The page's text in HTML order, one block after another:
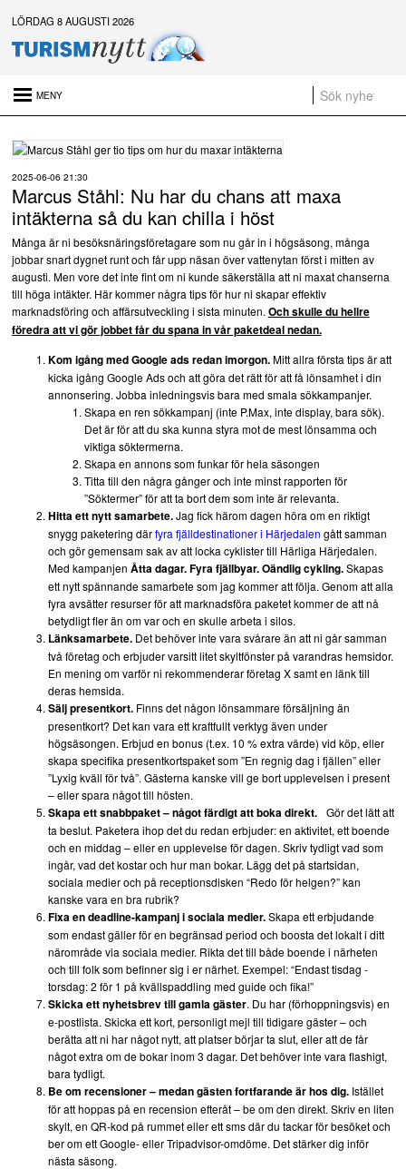
LÖRDAG 8 AUGUSTI 2026
Daftöland investerar 9 miljoner i ny attraktion 2027
Platsannonser:
Sammanfattning av nyheter om svensk besöksnäring vecka 28 2026
2025-06-06 21:30
Marcus Ståhl: Nu har du chans att maxa
intäkterna så du kan chilla i höst
Många är ni besöksnäringsföretagare som nu går in i högsäsong, många
jobbar snart dygnet runt och får upp näsan över vattenytan först i mitten av
augusti. Men vore det inte fint om ni kunde säkerställa att ni maxat chanserna
till höga intäkter. Här kommer några tips för hur ni skapar effektiv
marknadsföring och affärsutveckling i sista minuten. Och skulle du hellre
föredra att vi gör jobbet får du spana in vår paketdeal nedan.
Kom igång med Google ads redan imorgon.Mitt allra första tips är att
kicka igång Google Ads och att göra det rätt för att få lönsamhet i din
annonsering. Jobba inledningsvis bara med smala sökkampanjer.
Skapa en ren sökkampanj (inte P.Max, inte display, bara sök).
Det är för att du ska kunna styra mot de mest lönsamma och
viktiga söktermerna.
Skapa en annons som funkar för hela säsongen
Titta till den några gånger och inte minst rapporten för
”Söktermer” för att ta bort dem som inte är relevanta.
Hitta ett nytt samarbete.Jag fick härom dagen höra om en riktigt
snygg paketering därfyra fjälldestinationer i Härjedalen gått samman
och gör gemensam sak av att locka cyklister till Härliga Härjedalen.
Med kampanjen Åtta dagar. Fyra fjällbyar. Oändlig cykling.Skapas
ett nytt spännande samarbete som jag kommer att följa. Genom att alla
fyra avsätter resurser för att marknadsföra paketet kommer de att nå
betydligt fler än om var och en skulle arbeta i silos.
Länksamarbete. Det behöver inte vara svårare än att ni går samman
två företag och erbjuder varsitt litet skyltfönster på varandras hemsidor.
En mening om varför ni rekommenderar företag X samt en länk till
deras hemsida.
Sälj presentkort.Finns det någon lönsammare försäljning än
presentkort? Det kan vara ett kraftfullt verktyg även under
högsäsongen. Erbjud en bonus (t.ex. 10 % extra värde) vid köp, eller
skapa specifika presentkortspaket som ”En regnig dag i fjällen” eller
”Lyxig kväll för två”. Gästerna kanske vill ge bort upplevelsen i present
– eller spara något till hösten.
Skapa ett snabbpaket – något färdigt att boka direkt. Gör det lätt att
ta beslut. Paketera ihop det du redan erbjuder: en aktivitet, ett boende
och en middag – eller en upplevelse för dagen. Skriv tydligt vad som
ingår, vad det kostar och hur man bokar. Lägg det på startsidan,
sociala medier och på receptionsdisken “Redo för helgen?” kan
kanske vara en bra rubrik?
Fixa en deadline-kampanj i sociala medier.Skapa ett erbjudande
som endast gäller för en begränsad period och boosta det lokalt i ditt
närområde via sociala medier. Rikta det till både boende i närheten
och till folk som befinner sig i er närhet. Exempel: “Endast tisdag -
torsdag: 2 för 1 på kvällspaddling med guide och fika!”
Skicka ett nyhetsbrev till gamla gäster. Du har (förhoppningsvis) en
e-postlista. Skicka ett kort, personligt mejl till tidigare gäster – och
berätta att ni har något nytt, att platser börjar ta slut, eller att de får
något extra om de bokar inom 3 dagar. Det behöver inte vara flashigt,
bara tydligt.
Be om recensioner – medan gästen fortfarande är hos dig.Istället
för att hoppas på en recension efteråt – be om den direkt. Skriv en liten
skylt, en QR-kod på rummet eller ett sms där du tackar för besöket och
ber om ett Google- eller Tripadvisor-omdöme. Det stärker dig inför
nästa säsong.